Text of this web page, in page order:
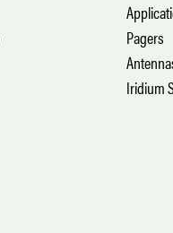
Pagers
Iridium